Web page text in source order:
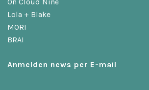
Lola + Blake
MORI
BRAI
Anmelden news per E-mail